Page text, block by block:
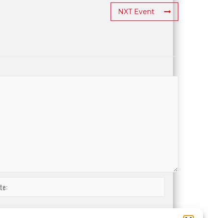
NXT Event